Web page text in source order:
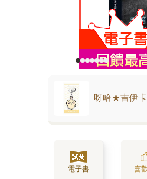
呀哈★吉伊
電子書 喜